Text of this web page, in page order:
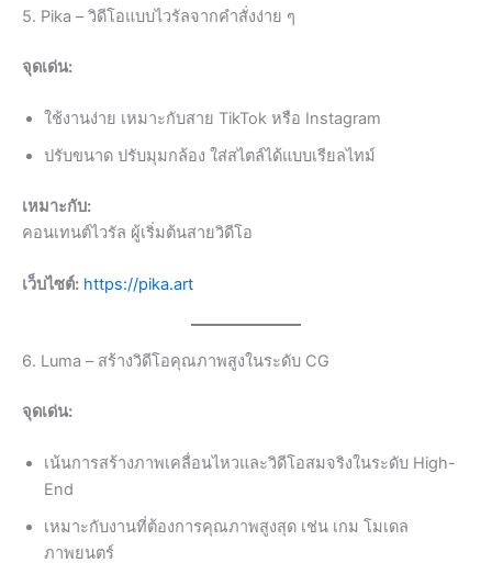
5. Pika – วิดีโอแบบไวรัลจากคำสั่งง่าย ๆ
จุดเด่น:
ใช้งานง่าย เหมาะกับสาย TikTok หรือ Instagram
ปรับขนาด ปรับมุมกล้อง ใส่สไตล์ได้แบบเรียลไทม์
เหมาะกับ:
คอนเทนต์ไวรัล ผู้เริ่มต้นสายวิดีโอ
เว็บไซต์: https://pika.art
6. Luma – สร้างวิดีโอคุณภาพสูงในระดับ CG
จุดเด่น:
เน้นการสร้างภาพเคลื่อนไหวและวิดีโอสมจริงในระดับ High-
End
เหมาะกับงานที่ต้องการคุณภาพสูงสุด เช่น เกม โมเดล
ภาพยนตร์